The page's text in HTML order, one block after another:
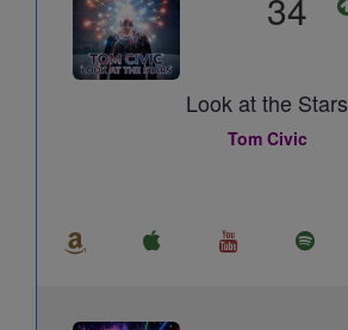
Look at the Stars
Tom Civic